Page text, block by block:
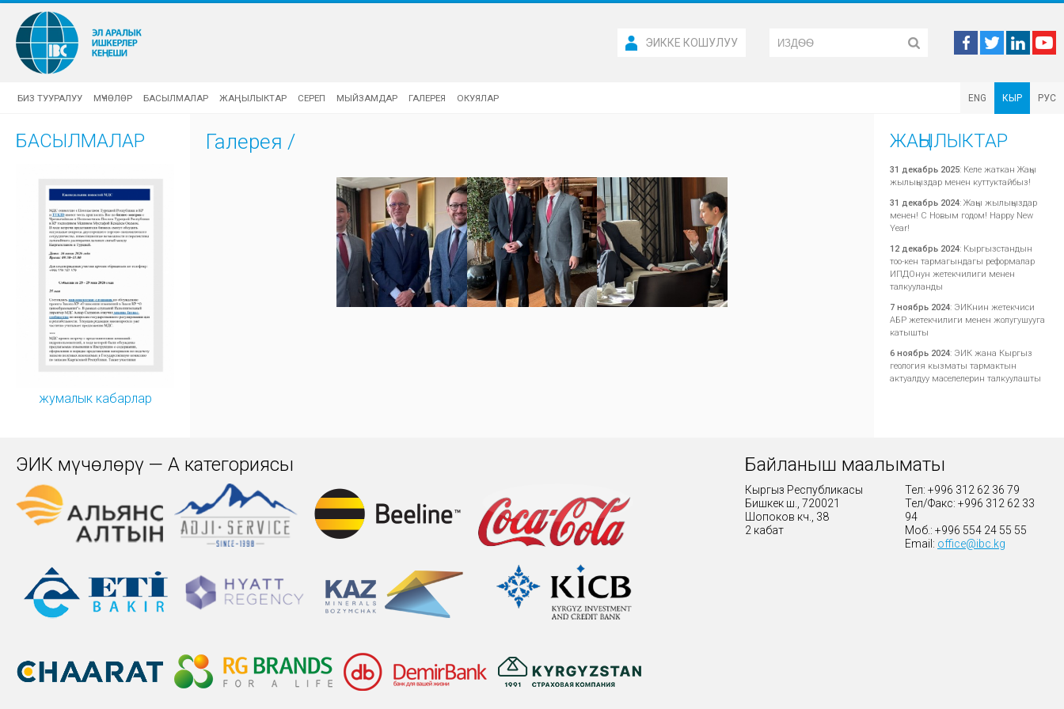
БИЗ ТУУРАЛУУ МҮЧӨЛӨР БАСЫЛМАЛАР ЖАҢЫЛЫКТАР СЕРЕП МЫЙЗАМДАР ГАЛЕРЕЯ ОКУЯЛАР ENG КЫР РУС
ЭИККЕ КОШУЛУУ
БАСЫЛМАЛАР
жумалык кабарлар
Галерея / ЖАҢЫЛЫКТАР
31 декабрь 2025: Келе жаткан Жаңы
жылыңыздар менен куттуктайбыз!
31 декабрь 2024: Жаңы жылыңыздар
менен! С Новым годом! Happy New
Year!
12 декабрь 2024: Кыргызстандын
тоо-кен тармагындагы реформалар
ИПДОнун жетекчилиги менен
талкууланды
7 ноябрь 2024: ЭИКнин жетекчиси
АБР жетекчилиги менен жолугушууга
катышты
6 ноябрь 2024: ЭИК жана Кыргыз
геология кызматы тармактын
актуалдуу маселелерин талкуулашты
ЭИК мүчөлөрү — А категориясы Байланыш маалыматы
Кыргыз Республикасы
Бишкек ш., 720021
Шопоков көч., 38
2 кабат
Тел: +996 312 62 36 79
Тел/Факс: +996 312 62 33
94
Моб.: +996 554 24 55 55
Email: office@ibc.kg